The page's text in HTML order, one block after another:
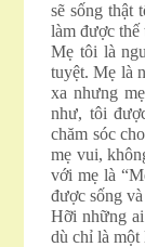
sẽ sống thật
làm được thế
Mẹ tôi là
tuyệt. Mẹ là
xa nhưng
như, tôi
chăm sóc
mẹ vui,
với mẹ là
được sống
Hỡi những
dù chỉ là một